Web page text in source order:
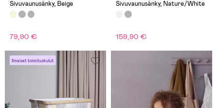
Sivuvaunusänky, Beige
79,90 €
Sivuvaunusänky, Nature/White
159,90 €
Ilmaiset toimituskulut